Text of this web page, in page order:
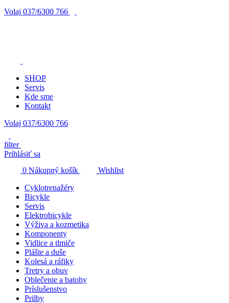
Volaj 037/6300 766
SHOP
Servis
Kde sme
Kontakt
Volaj 037/6300 766
filter
Prihlásiť sa
0 Nákupný košík
Wishlist
Cyklotrenažéry
Bicykle
Servis
Elektrobicykle
Výživa a kozmetika
Komponenty
Vidlice a tlmiče
Plášte a duše
Kolesá a ráfiky
Tretry a obuv
Oblečenie a batohy
Príslušenstvo
Prilby